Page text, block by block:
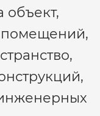
объект,
помещений,